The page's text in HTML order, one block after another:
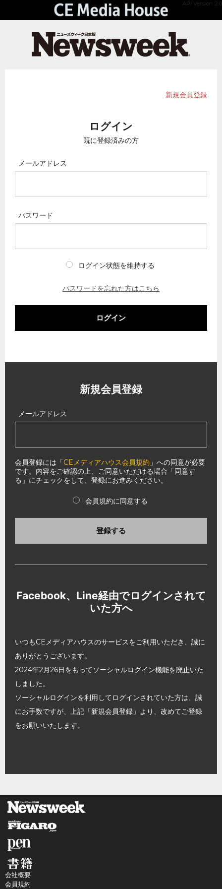
API Version 2.0
新規会員登録
ログイン
既に登録済みの方
メールアドレス
パスワード
ログイン状態を維持する
パスワードを忘れた方はこちら
ログイン
新規会員登録
メールアドレス
会員登録には「CEメディアハウス会員規約 」への同意が必要
です。内容をご確認の上、ご同意いただける場合「同意す
る」にチェックをして、登録にお進みください。
会員規約に同意する
登録する
Facebook、Line経由でログインされて
いた方へ
いつもCEメディアハウスのサービスをご利用いただき、誠に
ありがとうございます。
2024年2月26日をもってソーシャルログイン機能を廃止いた
しました。
ソーシャルログインを利用してログインされていた方は、誠
にお手数ですが、上記「新規会員登録」より、改めてご登録
をお願いいたします。
会社概要
会員規約